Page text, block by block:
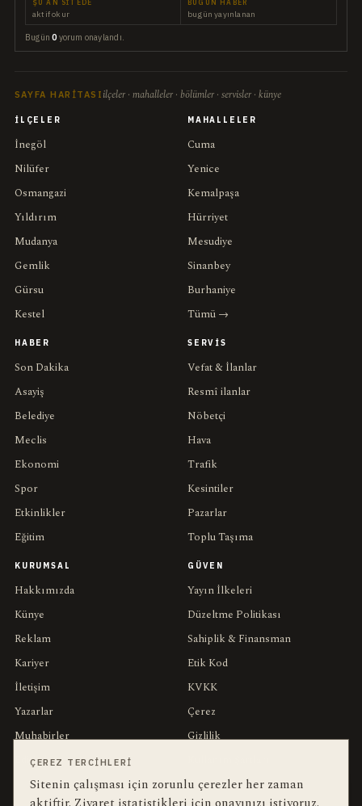
ŞU AN SITEDE
aktif okur
BUGÜN HABER
bugün yayınlanan
Bugün0 yorum onaylandı.
SAYFA HARITASI ilçeler · mahalleler · bölümler · servisler · künye
İLÇELER
İnegöl
Nilüfer
Osmangazi
Yıldırım
Mudanya
Gemlik
Gürsu
Kestel
MAHALLELER
Cuma
Yenice
Kemalpaşa
Hürriyet
Mesudiye
Sinanbey
Burhaniye
Tümü →
HABER
Son Dakika
Asayiş
Belediye
Meclis
Ekonomi
Spor
Etkinlikler
Eğitim
SERVIS
Vefat & İlanlar
Resmî ilanlar
Nöbetçi
Hava
Trafik
Kesintiler
Pazarlar
Toplu Taşıma
KURUMSAL
Hakkımızda
Künye
Reklam
Kariyer
İletişim
Yazarlar
Muhabirler
Editörler
GÜVEN
Yayın İlkeleri
Düzeltme Politikası
Sahiplik & Finansman
Etik Kod
KVKK
Çerez
Gizlilik
ÇEREZ TERCIHLERI
Sitenin çalışması için zorunlu çerezler her zaman